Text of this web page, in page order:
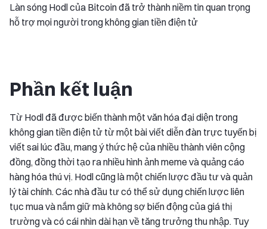
Làn sóng Hodl của Bitcoin đã trở thành niềm tin quan trọng
hỗ trợ mọi người trong không gian tiền điện tử
Phần kết luận
Từ Hodl đã được biến thành một văn hóa đại diện trong
không gian tiền điện tử từ một bài viết diễn đàn trực tuyến bị
viết sai lúc đầu, mang ý thức hệ của nhiều thành viên cộng
đồng, đồng thời tạo ra nhiều hình ảnh meme và quảng cáo
hàng hóa thú vị. Hodl cũng là một chiến lược đầu tư và quản
lý tài chính. Các nhà đầu tư có thể sử dụng chiến lược liên
tục mua và nắm giữ mà không sợ biến động của giá thị
trường và có cái nhìn dài hạn về tăng trưởng thu nhập. Tuy